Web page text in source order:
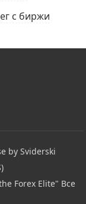
с биржи
by Sviderski
Forex Elite" Все